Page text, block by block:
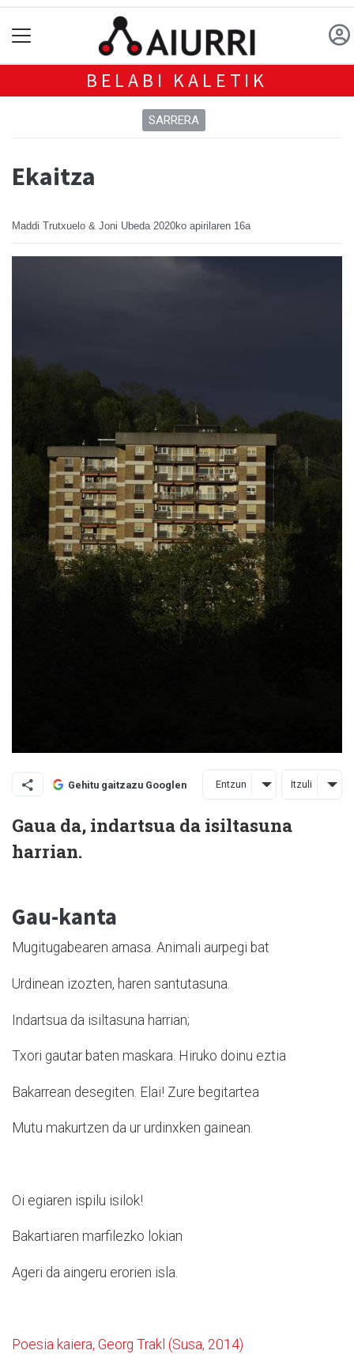
BELABI KALETIK
SARRERA
Ekaitza
Maddi Trutxuelo & Joni Ubeda 2020ko apirilaren 16a
Gehitu gaitzazu Googlen Entzun Itzuli
Gaua da, indartsua da isiltasuna
harrian.
Gau-kanta
Mugitugabearen arnasa. Animali aurpegi bat
Urdinean izozten, haren santutasuna.
Indartsua da isiltasuna harrian;
Txori gautar baten maskara. Hiruko doinu eztia
Bakarrean desegiten. Elai! Zure begitartea
Mutu makurtzen da ur urdinxken gainean.
Oi egiaren ispilu isilok!
Bakartiaren marfilezko lokian
Ageri da aingeru erorien isla.
Poesia kaiera, Georg Trakl (Susa, 2014)